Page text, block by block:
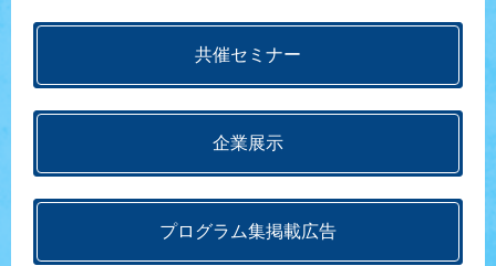
共催セミナー
企業展示
プログラム集掲載広告